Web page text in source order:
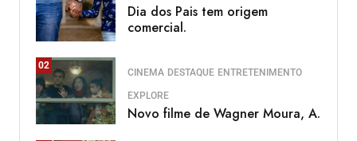
Dia dos Pais tem origem
comercial.
02
CINEMA DESTAQUE ENTRETENIMENTO
EXPLORE
Novo filme de Wagner Moura, A.